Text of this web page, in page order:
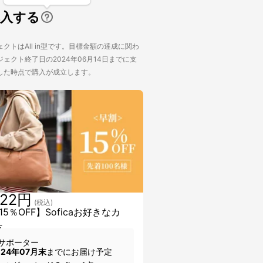
する
クトはAll in型です。目標金額の達成に関わ
ェクト終了日の2024年06月14日までに支
時点で購入が成立します。
％OFF】Soficaお好きなカ
円 (税込)
ポーター
年07月末までにお届け予定